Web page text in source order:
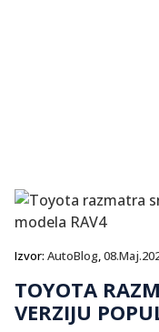
Izvor: AutoBlog,
TOYOTA
VERZIJU